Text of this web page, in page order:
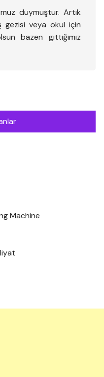
duymuştur. Artık
gezisi veya okul için
bazen gittiğimiz
Machine